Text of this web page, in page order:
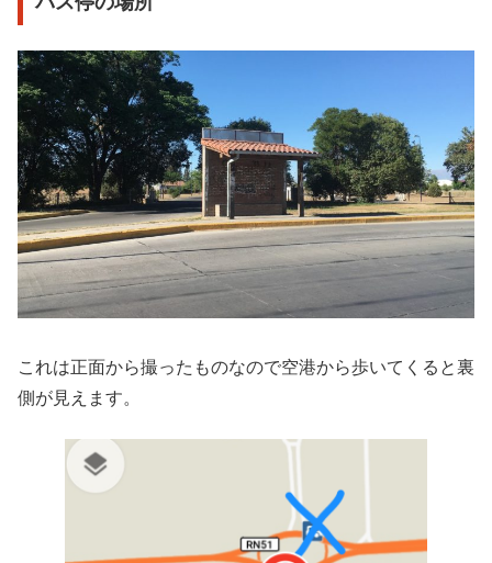
これは正面から撮ったものなので空港から歩いてくると裏
側が見えます。